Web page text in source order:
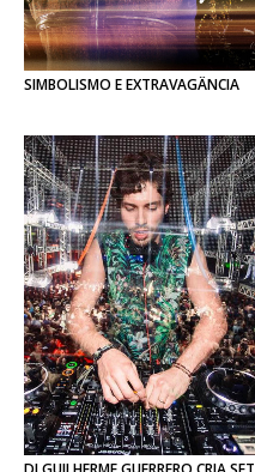
SIMBOLISMO EEXTRAVAGÂNCIA